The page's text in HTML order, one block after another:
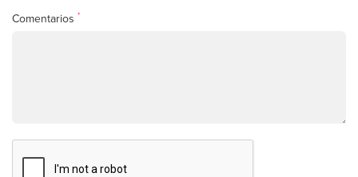
Comentarios *